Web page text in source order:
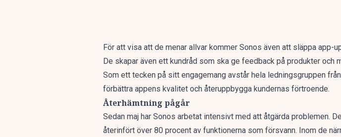
För att visa att de menar allvar kommer Sonos även att släppa app-
De skapar även ett kundråd som ska ge feedback på produkter och
Som ett tecken på sitt engagemang avstår hela ledningsgruppen
förbättra appens kvalitet och återuppbygga kundernas förtroende.
Återhämtning pågår
Sedan maj har Sonos arbetat intensivt med att åtgärda problemen.
återinfört över 80 procent av funktionerna som försvann. Inom de